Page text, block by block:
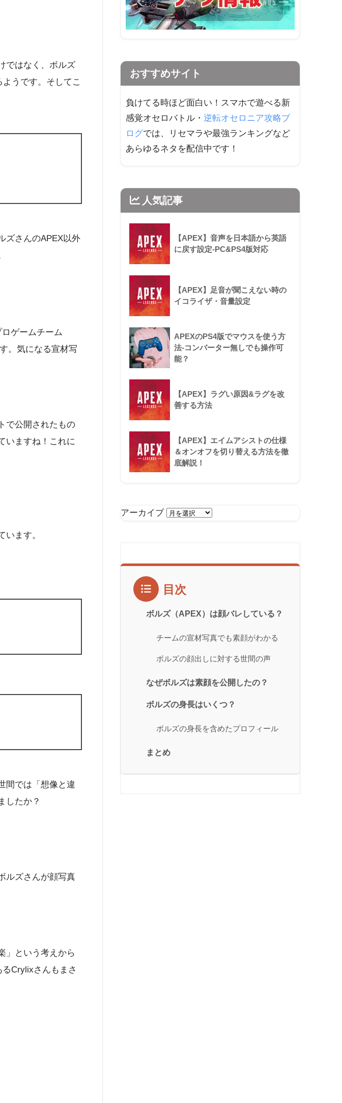
ではなく、ボルズ
うです。そしてこ
ズさんのAPEX以外
ゲームチーム
。気になる宣材写
で公開されたもの
いますね！これに
ます。
間では「想像と違
したか？
ルズさんが顔写真
」という考えから
Crylixさんもまさ
おすすめサイト
負けてる時ほど面白い！スマホで遊べる新
感覚オセロバトル・ 逆転オセロニア攻略ブ
ログでは、リセマラや最強ランキングなど
あらゆるネタを配信中です！
人気記事
【APEX】音声を日本語から英語
に戻す設定-PC&PS4版対応
【APEX】足音が聞こえない時の
イコライザ・音量設定
APEXのPS4版でマウスを使う方
法-コンバーター無しでも操作可
能？
【APEX】ラグい原因&ラグを改
善する方法
【APEX】エイムアシストの仕様
＆オンオフを切り替える方法を徹
底解説！
アーカイブ
目次
ボルズ（APEX）は顔バレしている？
チームの宣材写真でも素顔がわかる
ボルズの顔出しに対する世間の声
なぜボルズは素顔を公開したの？
ボルズの身長はいくつ？
ボルズの身長を含めたプロフィール
まとめ